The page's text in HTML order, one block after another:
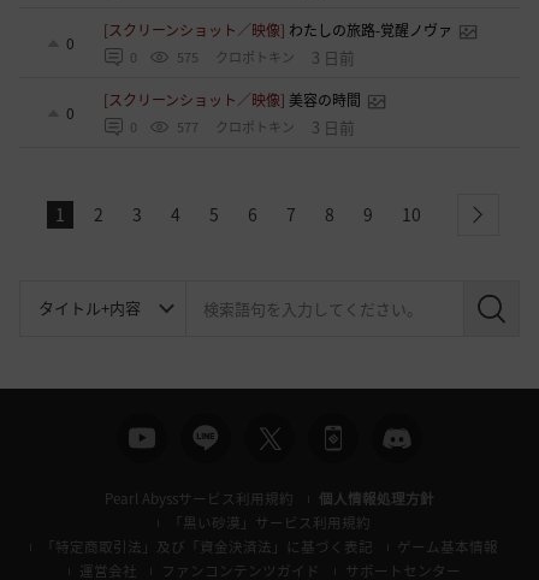
0
[スクリーンショット／映像] わたしの旅路-覚醒ノヴァ
0 575 クロポトキン 3 日前
0
[スクリーンショット／映像] 美容の時間
0 577 クロポトキン 3 日前
1 2 3 4 5 6 7 8 9 10 next
検
Pearl Abyssサービス利用規約
個人情報処理方針
「黒い砂漠」サービス利用規約
「特定商取引法」及び「資金決済法」に基づく表記
ゲーム基本情報
運営会社
ファンコンテンツガイド サポートセンター